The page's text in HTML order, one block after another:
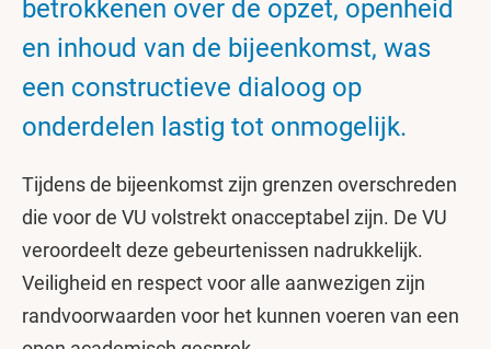
betrokkenen over de opzet, openheid
en inhoud van de bijeenkomst, was
een constructieve dialoog op
onderdelen lastig tot onmogelijk.
Tijdens de bijeenkomst zijn grenzen overschreden
die voor de VU volstrekt onacceptabel zijn. De VU
veroordeelt deze gebeurtenissen nadrukkelijk.
Veiligheid en respect voor alle aanwezigen zijn
randvoorwaarden voor het kunnen voeren van een